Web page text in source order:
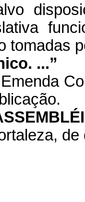
tomadas
...”